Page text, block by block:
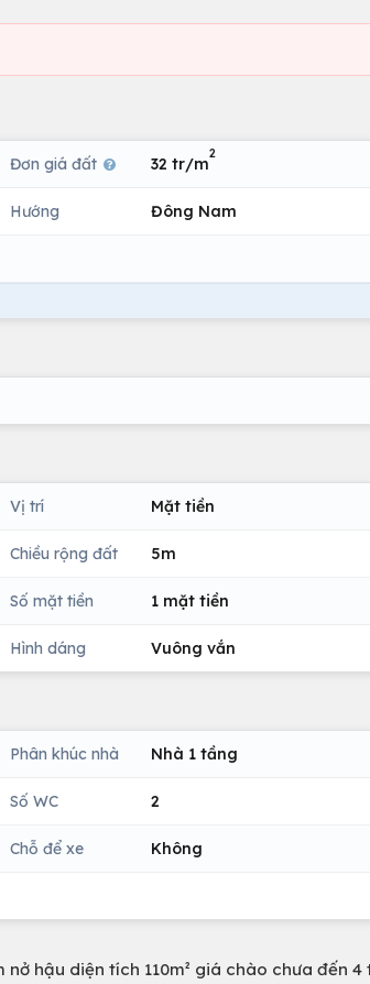
Đơn giá đất 32 tr/m
2
Hướng Đông Nam
Vị trí Mặt tiền
Chiều rộng đất 5m
Số mặt tiền 1 mặt tiền
Hình dáng Vuông vắn
Phân khúc nhà Nhà 1 tầng
Số WC 2
Chỗ để xe Không
hậu diện tích 110m² giá chào chưa đến 4